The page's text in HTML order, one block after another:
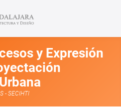
y Expresión
- SECIHTI